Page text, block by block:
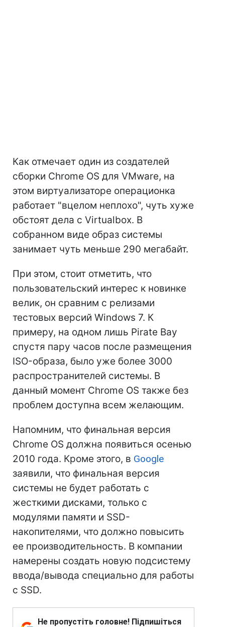
Как отмечает один из создателей
сборки Chrome OS для VMware, на
этом виртуализаторе операционка
работает "вцелом неплохо", чуть хуже
обстоят дела с Virtualbox. В
собранном виде образ системы
занимает чуть меньше 290 мегабайт.
При этом, стоит отметить, что
пользовательский интерес к новинке
велик, он сравним с релизами
тестовых версий Windows 7. К
примеру, на одном лишь Pirate Bay
спустя пару часов после размещения
ISO-образа, было уже более 3000
распространителей системы. В
данный момент Chrome OS также без
проблем доступна всем желающим.
Напомним, что финальная версия
Chrome OS должна появиться осенью
2010 года. Кроме этого, в Google
заявили, что финальная версия
системы не будет работать с
жесткими дисками, только с
модулями памяти и SSD-
накопителями, что должно повысить
ее производительность. В компании
намерены создать новую подсистему
ввода/вывода специально для работы
с SSD.
Не пропустіть головне! Підпишіться